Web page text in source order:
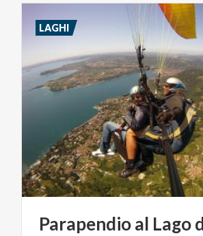
Parapendioal Lago
LAGHI